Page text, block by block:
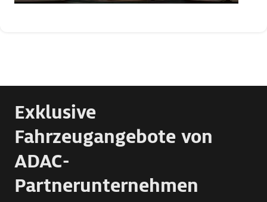
Exklusive
Fahrzeugangebote von
ADAC-
Partnerunternehmen